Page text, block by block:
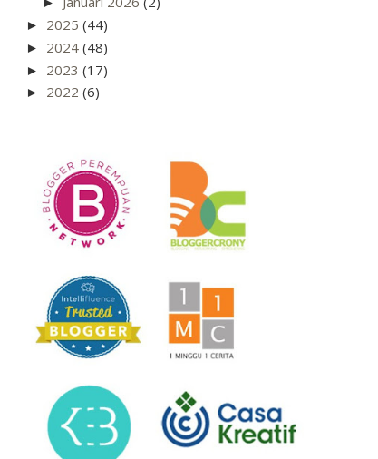
► 2025(44)
► 2024(48)
► 2023(17)
► 2022(6)